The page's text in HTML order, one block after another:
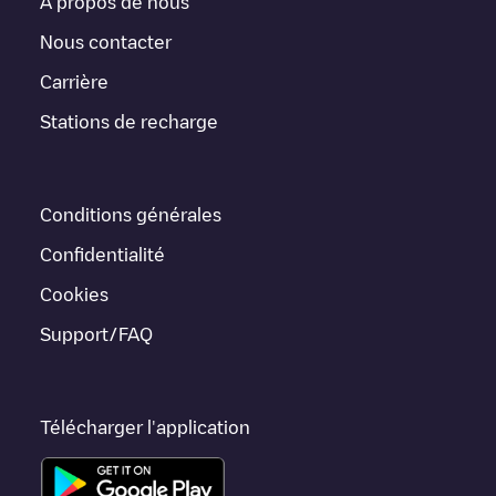
pour s'y rendre, le prix de la recharge de cette borne et les
instructions nécessaires pour que vous puissiez facilement
EnschedeSpaansland 20, Enschede
Si ce chargeurEnschede ne convient pas à votre voiture, il
chargeurs dansEnschede
telles que
trouvent dans
Nous contacter
Carrière
Stations de recharge
Conditions générales
Confidentialité
Cookies
Support/FAQ
Télécharger l'application